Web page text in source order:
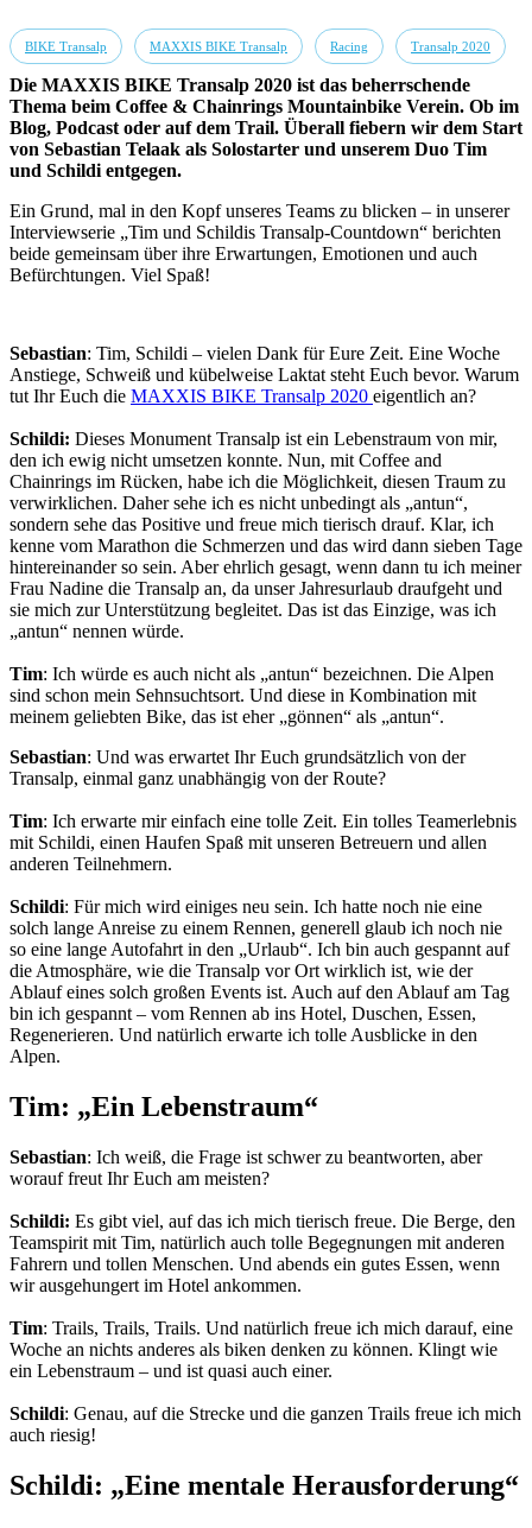
BIKE Transalp MAXXIS BIKE Transalp Racing Transalp 2020
Die MAXXIS BIKE Transalp 2020 ist das beherrschende
Thema beim Coffee & Chainrings Mountainbike Verein. Ob im
Blog, Podcast oder auf dem Trail. Überall fiebern wir dem Start
von Sebastian Telaak als Solostarter und unserem Duo Tim
und Schildi entgegen.
Ein Grund, mal in den Kopf unseres Teams zu blicken – in unserer
Interviewserie „Tim und Schildis Transalp-Countdown“ berichten
beide gemeinsam über ihre Erwartungen, Emotionen und auch
Befürchtungen. Viel Spaß!
Sebastian: Tim, Schildi – vielen Dank für Eure Zeit. Eine Woche
Anstiege, Schweiß und kübelweise Laktat steht Euch bevor. Warum
tut Ihr Euch die MAXXIS BIKE Transalp 2020 eigentlich an?
Schildi: Dieses Monument Transalp ist ein Lebenstraum von mir,
den ich ewig nicht umsetzen konnte. Nun, mit Coffee and
Chainrings im Rücken, habe ich die Möglichkeit, diesen Traum zu
verwirklichen. Daher sehe ich es nicht unbedingt als „antun“,
sondern sehe das Positive und freue mich tierisch drauf. Klar, ich
kenne vom Marathon die Schmerzen und das wird dann sieben Tage
hintereinander so sein. Aber ehrlich gesagt, wenn dann tu ich meiner
Frau Nadine die Transalp an, da unser Jahresurlaub draufgeht und
sie mich zur Unterstützung begleitet. Das ist das Einzige, was ich
„antun“ nennen würde.
Tim: Ich würde es auch nicht als „antun“ bezeichnen. Die Alpen
sind schon mein Sehnsuchtsort. Und diese in Kombination mit
meinem geliebten Bike, das ist eher „gönnen“ als „antun“.
Sebastian: Und was erwartet Ihr Euch grundsätzlich von der
Transalp, einmal ganz unabhängig von der Route?
Tim: Ich erwarte mir einfach eine tolle Zeit. Ein tolles Teamerlebnis
mit Schildi, einen Haufen Spaß mit unseren Betreuern und allen
anderen Teilnehmern.
Schildi: Für mich wird einiges neu sein. Ich hatte noch nie eine
solch lange Anreise zu einem Rennen, generell glaub ich noch nie
so eine lange Autofahrt in den „Urlaub“. Ich bin auch gespannt auf
die Atmosphäre, wie die Transalp vor Ort wirklich ist, wie der
Ablauf eines solch großen Events ist. Auch auf den Ablauf am Tag
bin ich gespannt – vom Rennen ab ins Hotel, Duschen, Essen,
Regenerieren. Und natürlich erwarte ich tolle Ausblicke in den
Alpen.
Tim: „Ein Lebenstraum“
Sebastian: Ich weiß, die Frage ist schwer zu beantworten, aber
worauf freut Ihr Euch am meisten?
Schildi: Es gibt viel, auf das ich mich tierisch freue. Die Berge, den
Teamspirit mit Tim, natürlich auch tolle Begegnungen mit anderen
Fahrern und tollen Menschen. Und abends ein gutes Essen, wenn
wir ausgehungert im Hotel ankommen.
Tim: Trails, Trails, Trails. Und natürlich freue ich mich darauf, eine
Woche an nichts anderes als biken denken zu können. Klingt wie
ein Lebenstraum – und ist quasi auch einer.
Schildi: Genau, auf die Strecke und die ganzen Trails freue ich mich
auch riesig!
Schildi: „Eine mentale Herausforderung“